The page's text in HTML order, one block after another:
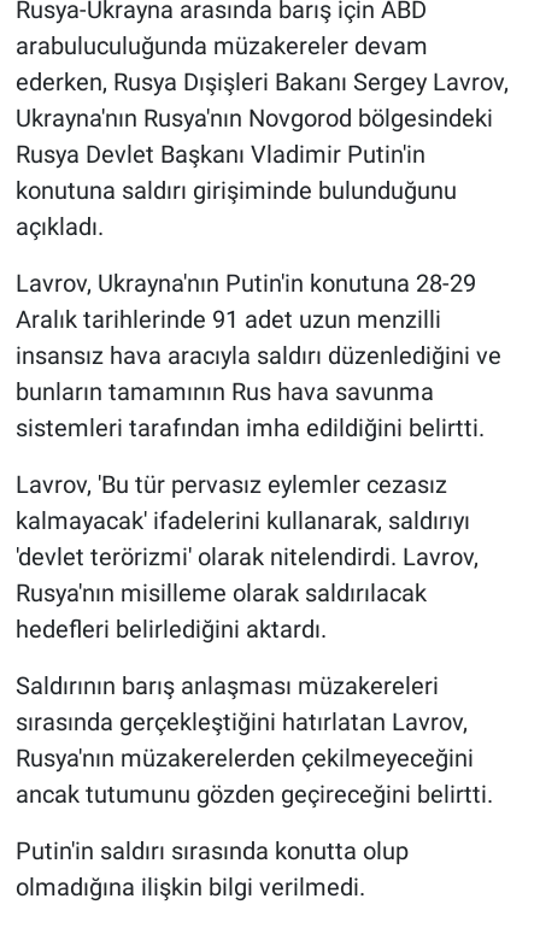
Rusya-Ukrayna arasında barış için ABD
arabuluculuğunda müzakereler devam
ederken, Rusya Dışişleri Bakanı Sergey Lavrov,
Ukrayna'nın Rusya'nın Novgorod bölgesindeki
Rusya Devlet Başkanı Vladimir Putin'in
konutuna saldırı girişiminde bulunduğunu
açıkladı.
Lavrov, Ukrayna'nın Putin'in konutuna 28-29
Aralık tarihlerinde 91 adet uzun menzilli
insansız hava aracıyla saldırı düzenlediğini ve
bunların tamamının Rus hava savunma
sistemleri tarafından imha edildiğini belirtti.
Lavrov, 'Bu tür pervasız eylemler cezasız
kalmayacak' ifadelerini kullanarak, saldırıyı
'devlet terörizmi' olarak nitelendirdi. Lavrov,
Rusya'nın misilleme olarak saldırılacak
hedefleri belirlediğini aktardı.
Saldırının barış anlaşması müzakereleri
sırasında gerçekleştiğini hatırlatan Lavrov,
Rusya'nın müzakerelerden çekilmeyeceğini
ancak tutumunu gözden geçireceğini belirtti.
Putin'in saldırı sırasında konutta olup
olmadığına ilişkin bilgi verilmedi.